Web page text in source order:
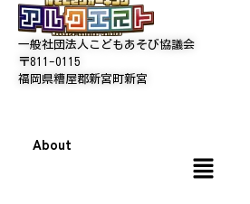
一般社団法人こどもあそび協議会
〒811-0115
福岡県糟屋郡新宮町新宮
About